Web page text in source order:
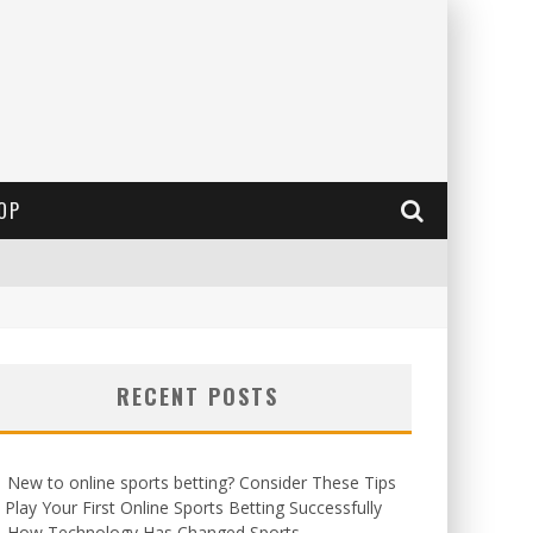
RECENT POSTS
New to online sports betting? Consider These Tips
Your First Online Sports Betting Successfully